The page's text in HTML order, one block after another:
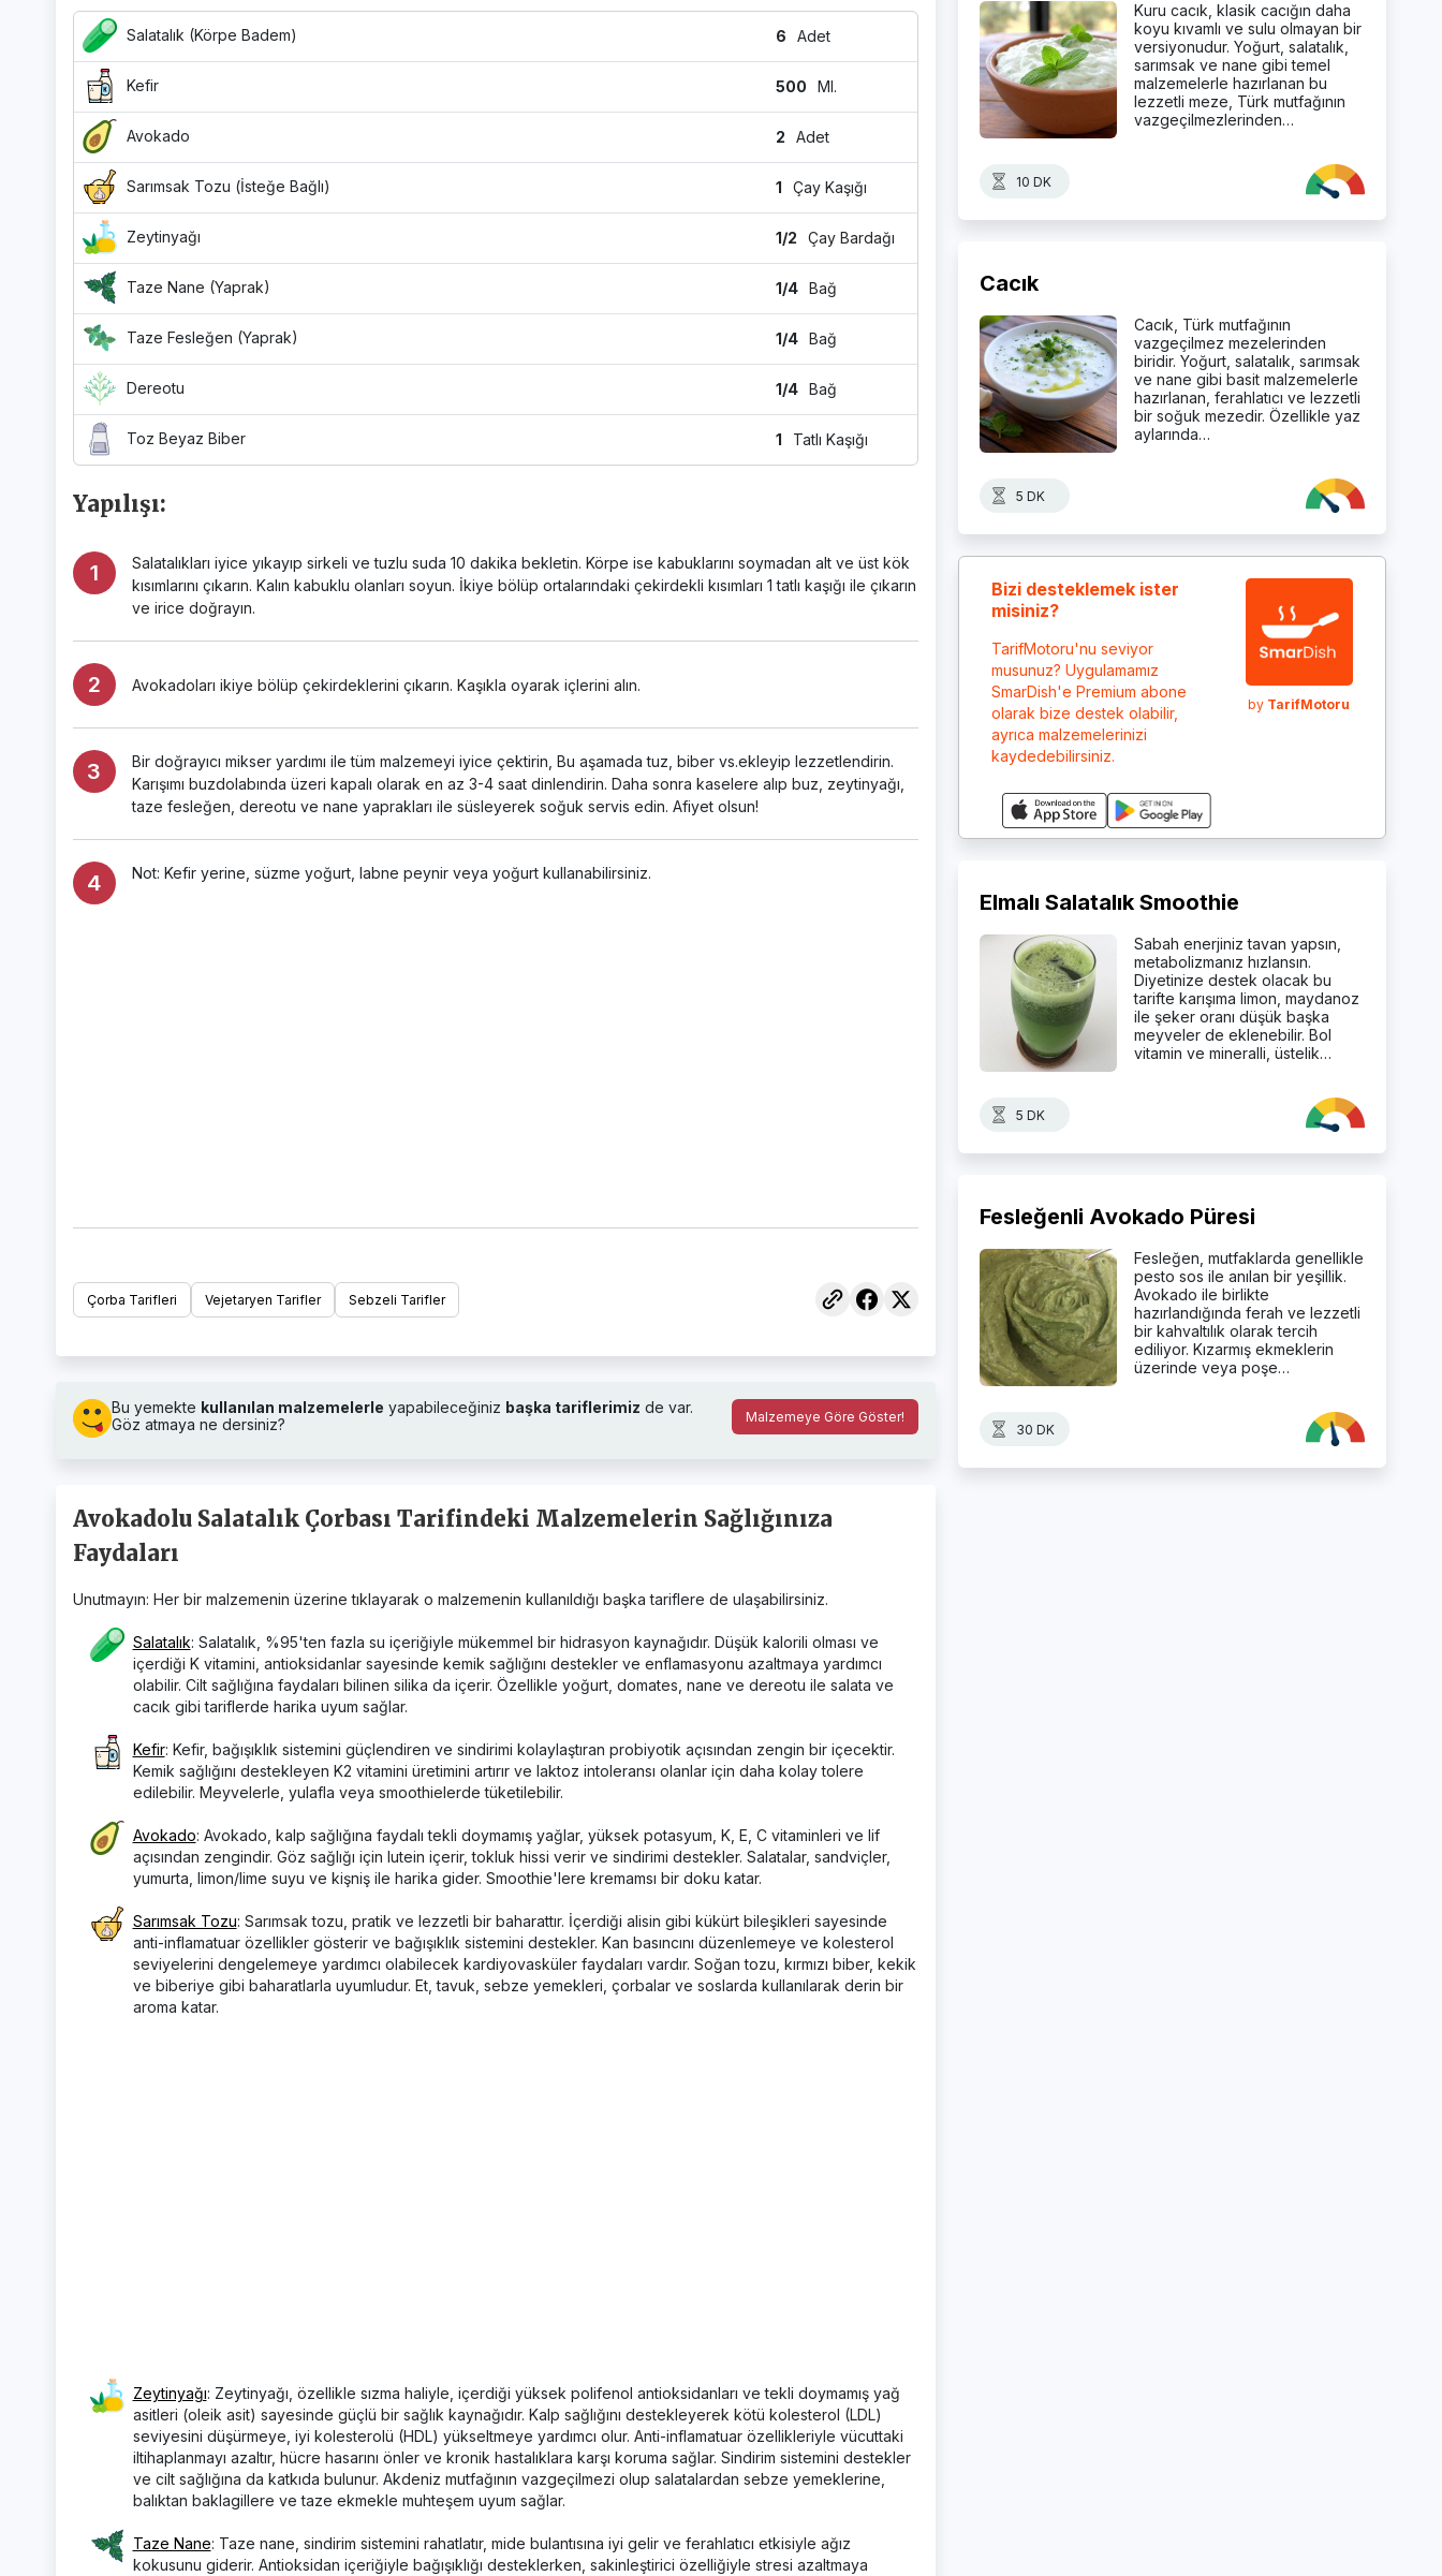
Salatalık (Körpe Badem) 6 Adet
Kefir 500 Ml.
Avokado 2 Adet
Sarımsak Tozu (İsteğe Bağlı) 1 Çay Kaşığı
Zeytinyağı 1/2 Çay Bardağı
Taze Nane (Yaprak) 1/4 Bağ
Taze Fesleğen (Yaprak) 1/4 Bağ
Dereotu 1/4 Bağ
Toz Beyaz Biber 1 Tatlı Kaşığı
Yapılışı:
Salatalıkları iyice yıkayıp sirkeli ve tuzlu suda 10 dakika bekletin. Körpe ise kabuklarını soymadan alt ve üst kök
kısımlarını çıkarın. Kalın kabuklu olanları soyun. İkiye bölüp ortalarındaki çekirdekli kısımları 1 tatlı kaşığı ile çıkarın
ve irice doğrayın.
Avokadoları ikiye bölüp çekirdeklerini çıkarın. Kaşıkla oyarak içlerini alın.
Bir doğrayıcı mikser yardımı ile tüm malzemeyi iyice çektirin, Bu aşamada tuz, biber vs.ekleyip lezzetlendirin.
Karışımı buzdolabında üzeri kapalı olarak en az 3-4 saat dinlendirin. Daha sonra kaselere alıp buz, zeytinyağı,
taze fesleğen, dereotu ve nane yaprakları ile süsleyerek soğuk servis edin. Afiyet olsun!
Not: Kefir yerine, süzme yoğurt, labne peynir veya yoğurt kullanabilirsiniz.
Çorba Tarifleri Vejetaryen Tarifler Sebzeli Tarifler
Bu yemekte kullanılan malzemelerle yapabileceğiniz başka tariflerimiz de var.
Göz atmaya ne dersiniz?
Malzemeye Göre Göster!
Avokadolu Salatalık Çorbası Tarifindeki Malzemelerin Sağlığınıza
Faydaları
Unutmayın: Her bir malzemenin üzerine tıklayarak o malzemenin kullanıldığı başka tariflere de ulaşabilirsiniz.
Salatalık: Salatalık, %95'ten fazla su içeriğiyle mükemmel bir hidrasyon kaynağıdır. Düşük kalorili olması ve
içerdiği K vitamini, antioksidanlar sayesinde kemik sağlığını destekler ve enflamasyonu azaltmaya yardımcı
olabilir. Cilt sağlığına faydaları bilinen silika da içerir. Özellikle yoğurt, domates, nane ve dereotu ile salata ve
cacık gibi tariflerde harika uyum sağlar.
Kefir: Kefir, bağışıklık sistemini güçlendiren ve sindirimi kolaylaştıran probiyotik açısından zengin bir içecektir.
Kemik sağlığını destekleyen K2 vitamini üretimini artırır ve laktoz intoleransı olanlar için daha kolay tolere
edilebilir. Meyvelerle, yulafla veya smoothielerde tüketilebilir.
Avokado: Avokado, kalp sağlığına faydalı tekli doymamış yağlar, yüksek potasyum, K, E, C vitaminleri ve lif
açısından zengindir. Göz sağlığı için lutein içerir, tokluk hissi verir ve sindirimi destekler. Salatalar, sandviçler,
yumurta, limon/lime suyu ve kişniş ile harika gider. Smoothie'lere kremamsı bir doku katar.
Sarımsak Tozu: Sarımsak tozu, pratik ve lezzetli bir baharattır. İçerdiği alisin gibi kükürt bileşikleri sayesinde
anti-inflamatuar özellikler gösterir ve bağışıklık sistemini destekler. Kan basıncını düzenlemeye ve kolesterol
seviyelerini dengelemeye yardımcı olabilecek kardiyovasküler faydaları vardır. Soğan tozu, kırmızı biber, kekik
ve biberiye gibi baharatlarla uyumludur. Et, tavuk, sebze yemekleri, çorbalar ve soslarda kullanılarak derin bir
aroma katar.
Zeytinyağı: Zeytinyağı, özellikle sızma haliyle, içerdiği yüksek polifenol antioksidanları ve tekli doymamış yağ
asitleri (oleik asit) sayesinde güçlü bir sağlık kaynağıdır. Kalp sağlığını destekleyerek kötü kolesterol (LDL)
seviyesini düşürmeye, iyi kolesterolü (HDL) yükseltmeye yardımcı olur. Anti-inflamatuar özellikleriyle vücuttaki
iltihaplanmayı azaltır, hücre hasarını önler ve kronik hastalıklara karşı koruma sağlar. Sindirim sistemini destekler
ve cilt sağlığına da katkıda bulunur. Akdeniz mutfağının vazgeçilmezi olup salatalardan sebze yemeklerine,
balıktan baklagillere ve taze ekmekle muhteşem uyum sağlar.
Taze Nane: Taze nane, sindirim sistemini rahatlatır, mide bulantısına iyi gelir ve ferahlatıcı etkisiyle ağız
kokusunu giderir. Antioksidan içeriğiyle bağışıklığı desteklerken, sakinleştirici özelliğiyle stresi azaltmaya
Kuru cacık, klasik cacığın daha
koyu kıvamlı ve sulu olmayan bir
versiyonudur. Yoğurt, salatalık,
sarımsak ve nane gibi temel
malzemelerle hazırlanan bu
lezzetli meze, Türk mutfağının
vazgeçilmezlerinden…
10 DK
Cacık
Cacık, Türk mutfağının
vazgeçilmez mezelerinden
biridir. Yoğurt, salatalık, sarımsak
ve nane gibi basit malzemelerle
hazırlanan, ferahlatıcı ve lezzetli
bir soğuk mezedir. Özellikle yaz
aylarında…
5 DK
Bizi desteklemek ister
misiniz?
TarifMotoru'nu seviyor
musunuz? Uygulamamız
SmarDish'e Premium abone
olarak bize destek olabilir,
ayrıca malzemelerinizi
kaydedebilirsiniz.
by TarifMotoru
Elmalı Salatalık Smoothie
Sabah enerjiniz tavan yapsın,
metabolizmanız hızlansın.
Diyetinize destek olacak bu
tarifte karışıma limon, maydanoz
ile şeker oranı düşük başka
meyveler de eklenebilir. Bol
vitamin ve mineralli, üstelik…
5 DK
Fesleğenli Avokado Püresi
Fesleğen, mutfaklarda genellikle
pesto sos ile anılan bir yeşillik.
Avokado ile birlikte
hazırlandığında ferah ve lezzetli
bir kahvaltılık olarak tercih
ediliyor. Kızarmış ekmeklerin
üzerinde veya poşe…
30 DK